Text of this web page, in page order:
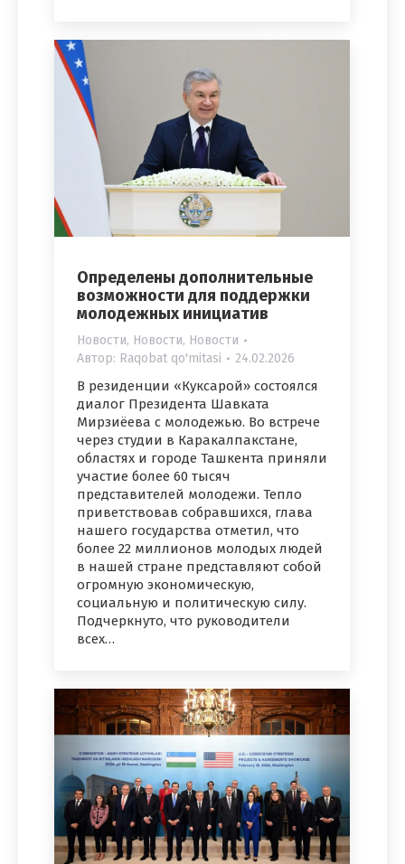
Определены дополнительные
возможности для поддержки
молодежных инициатив
Новости, Новости, Новости
Автор: Raqobat qo'mitasi 24.02.2026
В резиденции «Куксарой» состоялся
диалог Президента Шавката
Мирзиёева с молодежью. Во встрече
через студии в Каракалпакстане,
областях и городе Ташкента приняли
участие более 60 тысяч
представителей молодежи. Тепло
приветствовав собравшихся, глава
нашего государства отметил, что
более 22 миллионов молодых людей
в нашей стране представляют собой
огромную экономическую,
социальную и политическую силу.
Подчеркнуто, что руководители
всех…